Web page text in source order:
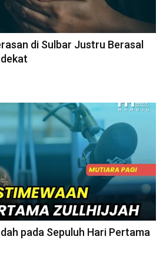
di Sulbar Justru Berasal
pada Sepuluh Hari Pertama